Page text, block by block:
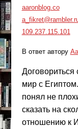
aaronblog.co
109.237.115.101
В ответ автору
мир с
понял не
сказать на
отношению к